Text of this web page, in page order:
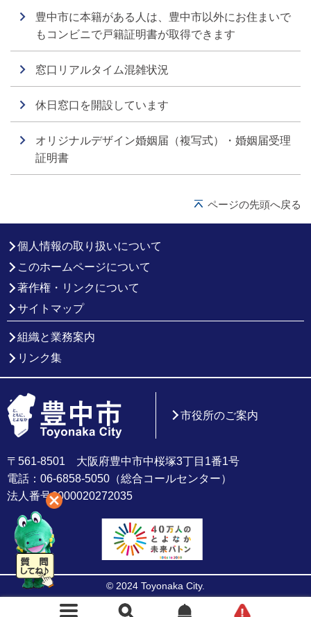
豊中市に本籍がある人は、豊中市以外にお住まいで
もコンビニで戸籍証明書が取得できます
窓口リアルタイム混雑状況
休日窓口を開設しています
オリジナルデザイン婚姻届（複写式）・婚姻届受理
証明書
ページの先頭へ戻る
個人情報の取り扱いについて
このホームページについて
著作権・リンクについて
サイトマップ
組織と業務案内
リンク集
〒561-8501 大阪府豊中市中桜塚3丁目1番1号
電話：06-6858-5050（総合コールセンター）
法人番号6000020272035
市役所のご案内
© 2024 Toyonaka City.